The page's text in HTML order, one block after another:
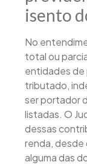
isento
No
total ou
entidades de
tributado,
ser portador
listadas. O
dessas
renda,
alguma das